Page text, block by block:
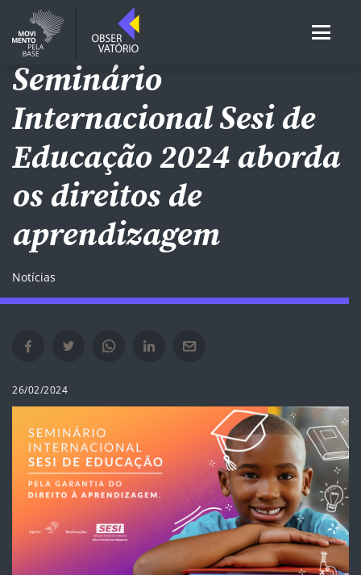
EDUCAÇÃO INFANTIL
Seminário
Internacional Sesi de
Educação 2024 aborda
os direitos de
aprendizagem
Notícias
Compartilhar no Facebook em nova janela
Compartilhar no Twitter em nova janela
Compartilhar no Whatsapp em nova janela
Compartilhar no Linkedin em nova janela
Compartilhar por e-mail em nova janela
26/02/2024